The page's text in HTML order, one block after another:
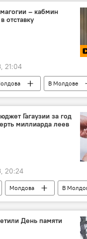
– кабмин
отставку
21:04
В Молдове
Гагаузии за год
миллиарда леев
20:24
Молдова
В
бюджет
День памяти